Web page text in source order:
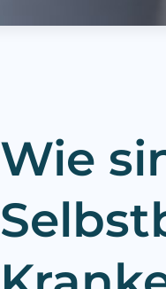
Wie